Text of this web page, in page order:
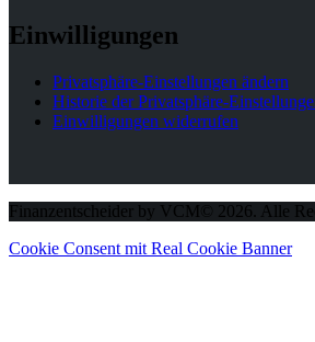
Einwilligungen
Privatsphäre-Einstellungen ändern
Historie der Privatsphäre-
Einwilligungen widerrufen
Finanzentscheider by VCM© 2026. Alle
Cookie Consent mit Real Cookie Banner